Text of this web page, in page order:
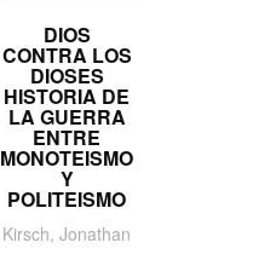
DIOS
CONTRA LOS
DIOSES
HISTORIA DE
LA GUERRA
ENTRE
MONOTEISMO
Y
POLITEISMO
Kirsch, Jonathan